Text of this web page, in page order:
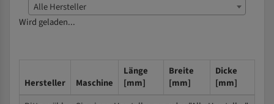
Alle Hersteller
Wird geladen...
Hersteller Maschine
Länge
[mm]
Breite
[mm]
Dicke
[mm]